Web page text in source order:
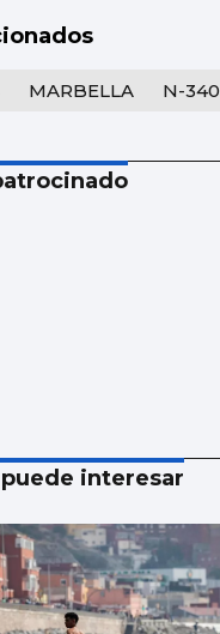
MARBELLA N-340
interesar